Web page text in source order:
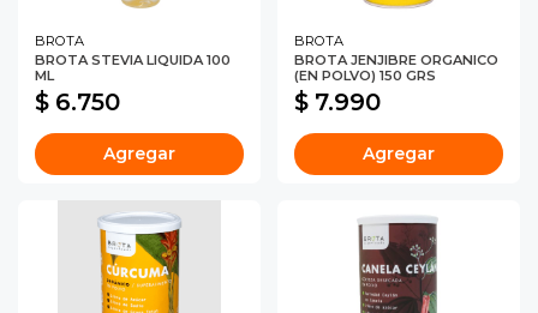
BROTA
BROTA STEVIA LIQUIDA 100
ML
$ 6.750
Agregar
BROTA
BROTA JENJIBRE ORGANICO
(EN POLVO) 150 GRS
$ 7.990
Agregar